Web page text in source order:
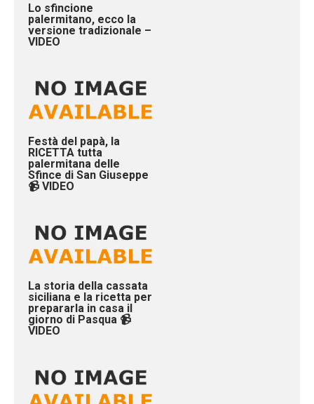
Lo sfincione
palermitano, ecco la
versione tradizionale –
VIDEO
Festà del papà, la
RICETTA tutta
palermitana delle
Sfince di San Giuseppe
📹 VIDEO
La storia della cassata
siciliana e la ricetta per
prepararla in casa il
giorno di Pasqua 📹
VIDEO